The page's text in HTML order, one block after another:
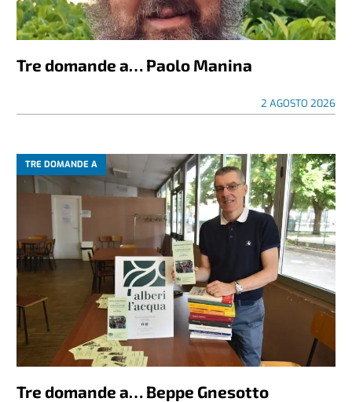
Tre domande a… Paolo Manina
2 AGOSTO 2026
TRE DOMANDE A
Tre domande a… Beppe Gnesotto